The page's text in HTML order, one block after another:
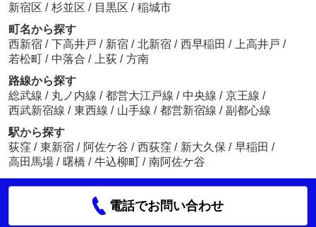
新宿区 / 杉並区 / 目黒区 / 稲城市
町名から探す
西新宿 / 下高井戸 / 新宿 / 北新宿 / 西早稲田 / 上高井戸 /
若松町 / 中落合 / 上荻 / 方南
路線から探す
総武線 / 丸ノ内線 / 都営大江戸線 / 中央線 / 京王線 /
西武新宿線 / 東西線 / 山手線 / 都営新宿線 / 副都心線
駅から探す
荻窪 / 東新宿 / 阿佐ケ谷 / 西荻窪 / 新大久保 / 早稲田 /
高田馬場 / 曙橋 / 牛込柳町 / 南阿佐ケ谷
電話でお問い合わせ